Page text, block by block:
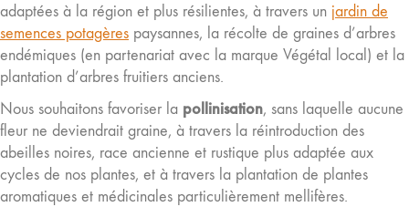
adaptées à la région et plus résilientes, à travers un jardin de
semences potagères paysannes, la récolte de graines d’arbres
endémiques (en partenariat avec la marque Végétal local) et la
plantation d’arbres fruitiers anciens.
Nous souhaitons favoriser la pollinisation, sans laquelle aucune
fleur ne deviendrait graine, à travers la réintroduction des
abeilles noires, race ancienne et rustique plus adaptée aux
cycles de nos plantes, et à travers la plantation de plantes
aromatiques et médicinales particulièrement mellifères.